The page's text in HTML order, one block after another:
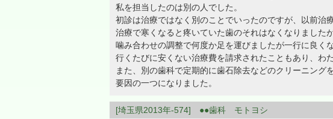
私を担当したのは別の人でした。
初診は治療ではなく別のことでいったのですが、以前治
治療で寒くなると疼いていた歯のそれはなくなりました
噛み合わせの調整で何度か足を運びましたが一行に良く
行くたびに安くない治療費を請求されたこともあり、わ
また、別の歯科で定期的に歯石除去などのクリーニン
要因の一つになりました。
[埼玉県2013年-574] ●●歯科 モトヨシ